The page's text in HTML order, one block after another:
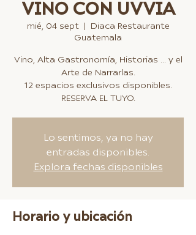
VINO CON UVVIA
mié, 04 sept
Diaca Restaurante
Guatemala
Vino, Alta Gastronomía, Historias ... y el
Arte de Narrarlas.
12 espacios exclusivos disponibles.
RESERVA EL TUYO.
Lo sentimos, ya no hay
entradas disponibles.
Explora fechas disponibles
Horario y ubicación